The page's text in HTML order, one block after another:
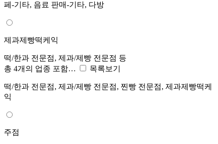
페-기타, 음료 판매-기타, 다방
제과제빵떡케익
떡/한과 전문점, 제과/제빵 전문점 등
총 4개의 업종 포함…
목록보기
떡/한과 전문점, 제과/제빵 전문점, 찐빵 전문점, 제과제빵떡케
익
주점